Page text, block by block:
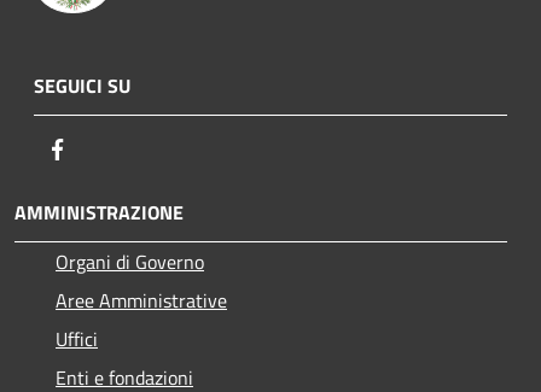
SEGUICI SU
AMMINISTRAZIONE
Organi di Governo
Aree Amministrative
Uffici
Enti e fondazioni